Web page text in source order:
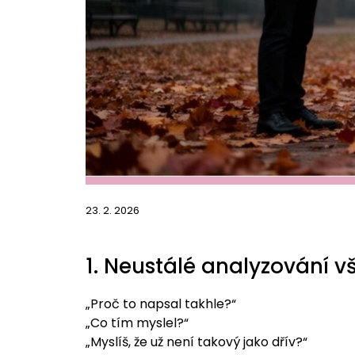
23. 2. 2026
1. Neustálé analyzování
„Proč to napsal takhle?“
„Co tím myslel?“
„Myslíš, že už není takový jako dřív?“